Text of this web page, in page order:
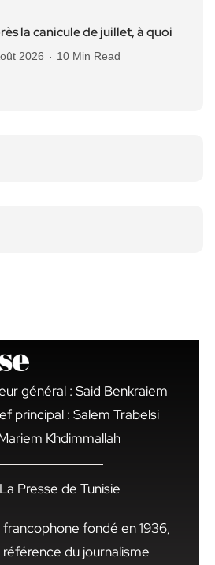
la canicule de juillet, à quoi
2026 10 Min Read
général : Said Benkraiem
principal : Salem Trabelsi
Khdimmallah
Presse de Tunisie
fondé en 1936,
du journalisme